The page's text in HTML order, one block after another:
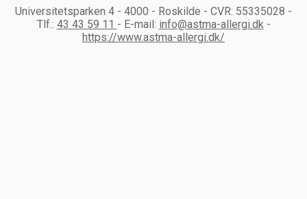
Universitetsparken 4 - 4000 - Roskilde - CVR: 55335028 -
Tlf.: 43 43 59 11 - E-mail: info@astma-allergi.dk-
https://www.astma-allergi.dk/